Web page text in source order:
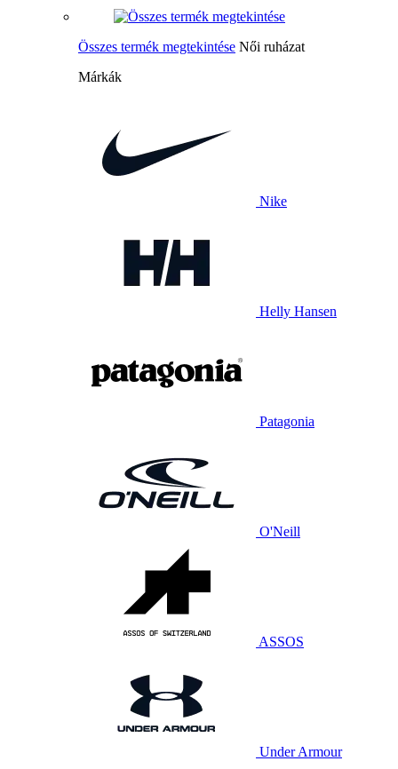
Összes termék megtekintése Női ruházat
Márkák
Nike
Helly Hansen
Patagonia
O'Neill
ASSOS
Under Armour